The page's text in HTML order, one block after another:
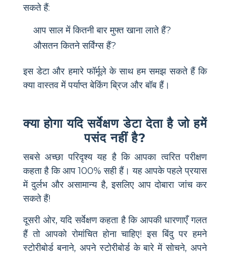
सकते हैं:
आप साल में कितनी बार मुफ्त खाना लाते हैं?
औसतन कितने सर्विंग्स हैं?
इस डेटा और हमारे फॉर्मूले के साथ हम समझ सकते हैं कि
क्या वास्तव में पर्याप्त बेकिंग ब्रिज और बॉब हैं।
क्या होगा यदि सर्वेक्षण डेटा देता है जो हमें
पसंद नहीं है?
सबसे अच्छा परिदृश्य यह है कि आपका त्वरित परीक्षण
कहता है कि आप 100% सही हैं। यह आपके पहले प्रयास
में दुर्लभ और असामान्य है, इसलिए आप दोबारा जांच कर
सकते हैं!
दूसरी ओर, यदि सर्वेक्षण कहता है कि आपकी धारणाएँ गलत
हैं तो आपको रोमांचित होना चाहिए! इस बिंदु पर हमने
स्टोरीबोर्ड बनाने, अपने स्टोरीबोर्ड के बारे में सोचने, अपने